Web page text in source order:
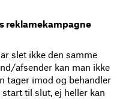
reklamekampagne
slet ikke den samme
afsender kan man ikke
tager imod og behandler
til slut, ej heller kan